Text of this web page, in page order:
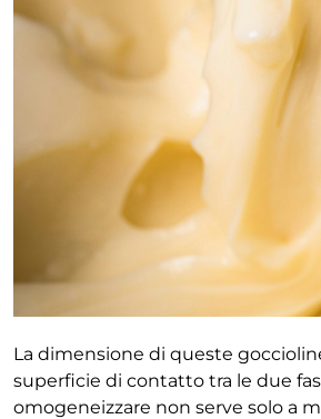
La dimensione di queste
superficie di contatto tra le due
omogeneizzare non serve solo a